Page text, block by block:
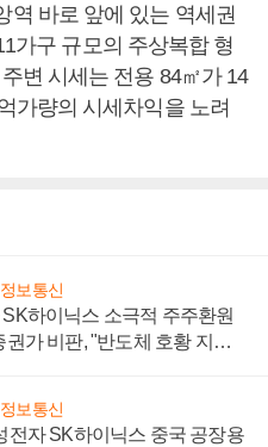
역 바로 앞에 있는 역세권
가구 규모의 주상복합 형
변 시세는 전용 84㎡가 14
가량의 시세차익을 노려
보통신
하이닉스 소극적 주주환원
권가 비판, "반도체 호황 지속
보통신
전자 SK하이닉스 중국 공장용